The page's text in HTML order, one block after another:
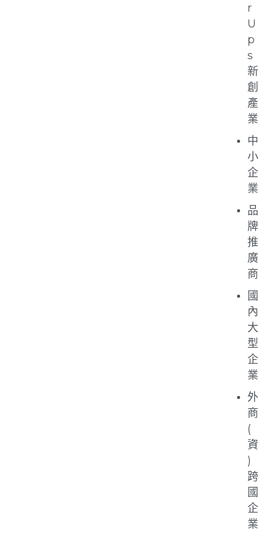
r
U
p
s
新
創
產
業
中
小
企
業
品
牌
推
廣
商
國
內
大
型
企
業
外
商
(
資
)
跨
國
企
業